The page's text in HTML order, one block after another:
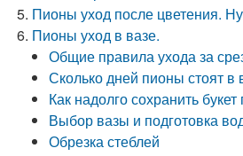
Пионы уход после цветения.
Пионы уход в вазе.
Общие правила ухода за
Сколько дней пионы стоят в
Как надолго сохранить
Выбор вазы и подготовка
Обрезка стеблей